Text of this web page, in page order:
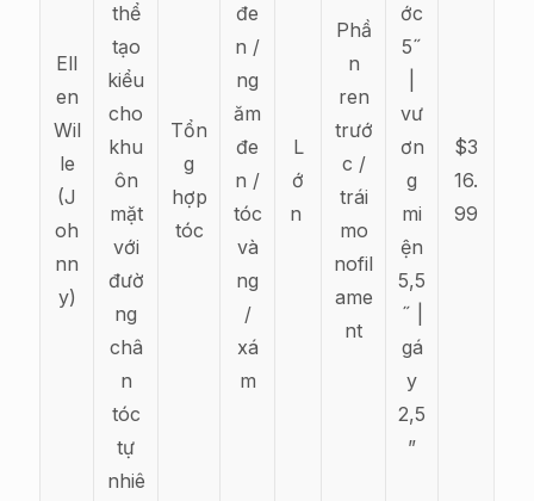
Ell
en
Wil
le
(J
oh
nn
y)
thể
tạo
kiểu
cho
khu
ôn
mặt
với
đườ
ng
châ
n
tóc
tự
nhiê
Tổn
g
hợp
tóc
đe
n /
ng
ăm
đe
n /
tóc
và
ng
/
xá
m
L
ớ
n
Phầ
n
ren
trướ
c /
trái
mo
nofil
ame
nt
ớc
5˝
vư
ơn
g
mi
ện
5,5
˝ |
gá
y
2,5
”
$3
16.
99